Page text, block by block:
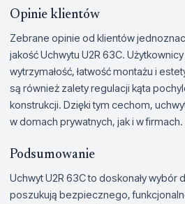
Opinie klientów
Zebrane opinie od klientów
jakość Uchwytu U2R 63C.
wytrzymałość, łatwość montażu i
są również zalety regulacji kąta
konstrukcji. Dzięki tym cechom,
w domach prywatnych, jak i w firmach.
Podsumowanie
Uchwyt U2R 63C to doskonały wybór
poszukują bezpiecznego,